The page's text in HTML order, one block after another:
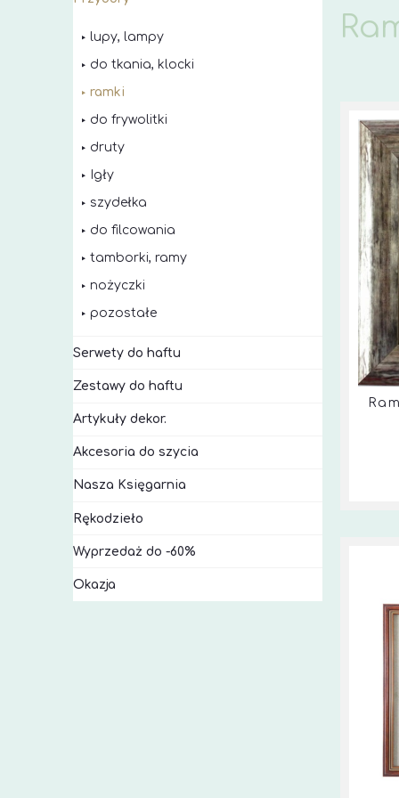
lupy, lampy
do tkania, klocki
ramki
do frywolitki
druty
Igły
szydełka
do filcowania
tamborki, ramy
nożyczki
pozostałe
Serwety do haftu
Zestawy do haftu
Artykuły dekor.
Akcesoria do szycia
Nasza Księgarnia
Rękodzieło
Wyprzedaż do -60%
Okazja